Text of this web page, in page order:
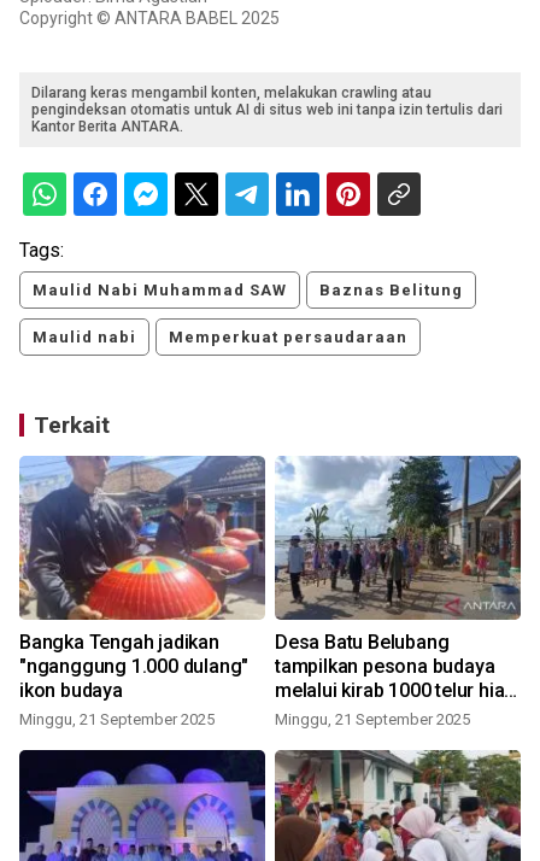
Copyright © ANTARA BABEL 2025
Dilarang keras mengambil konten, melakukan crawling atau
pengindeksan otomatis untuk AI di situs web ini tanpa izin tertulis dari
Kantor Berita ANTARA.
Tags:
Maulid Nabi Muhammad SAW Baznas Belitung
Maulid nabi Memperkuat persaudaraan
Terkait
Bangka Tengah jadikan
"nganggung 1.000 dulang"
ikon budaya
Minggu, 21 September 2025
Desa Batu Belubang
tampilkan pesona budaya
melalui kirab 1000 telur hias
dan nganggung bersama
Minggu, 21 September 2025